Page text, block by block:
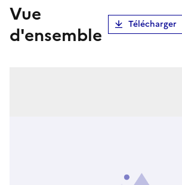
Vue
d'ensemble
Télécharger